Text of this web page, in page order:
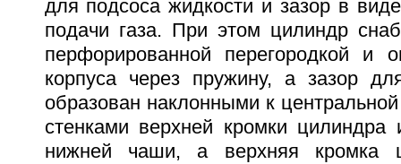
для подсоса жидкости и зазор в
подачи газа. При этом цилиндр
перфорированной перегородкой и
корпуса через пружину, а зазор
образован наклонными к
стенками верхней кромки цилиндра
нижней чаши, а верхняя кромка